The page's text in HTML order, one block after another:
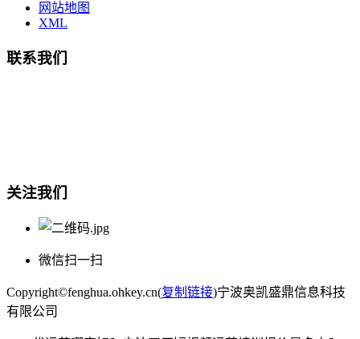
网站地图
XML
联系我们
关注我们
微信扫一扫
Copyright©fenghua.ohkey.cn(复制链接)宁波奥凯盛鼎信息科技
有限公司